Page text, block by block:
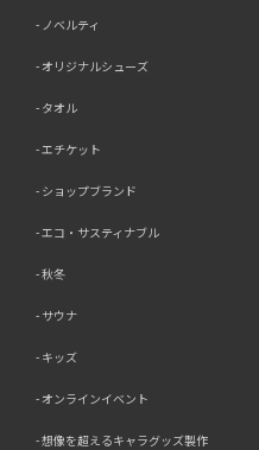
ノベルティ
オリジナルシューズ
タオル
エチケット
ショップブランド
エコ・サスティナブル
秋冬
サウナ
キッズ
オンラインイベント
想像を超えるキャラグッズ製作